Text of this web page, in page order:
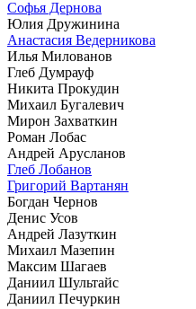
Софья Дернова
Юлия Дружинина
Анастасия Ведерникова
Илья Милованов
Глеб Думрауф
Никита Прокудин
Михаил Бугалевич
Мирон Захваткин
Роман Лобас
Андрей Арусланов
Глеб Лобанов
Григорий Вартанян
Богдан Чернов
Денис Усов
Андрей Лазуткин
Михаил Мазепин
Максим Шагаев
Даниил Шультайс
Даниил Печуркин